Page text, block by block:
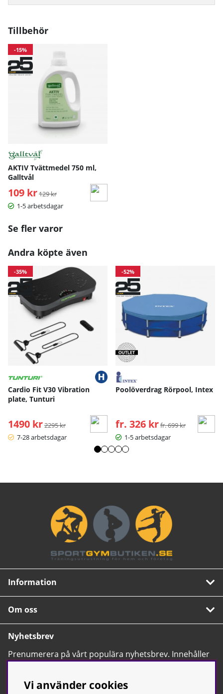
Tillbehör
-15%
AKTIV Tvättmedel 750 ml,
Galltvål
109 kr Ordinarie pris:
129 kr
1-5 arbetsdagar
Se fler varor
Andra köpte även
-35%
Cardio Fit V30 Vibration
plate, Tunturi
1490 kr Ordinarie pris:
2295 kr
7-28 arbetsdagar
-52%
Poolöverdrag Rörpool, Intex
fr. 326 kr Ordinarie pris:
fr. 699 kr
1-5 arbetsdagar
Information
Om oss
Nyhetsbrev
Prenumerera på vårt populära nyhetsbrev. Innehåller
tips, nyheter och våra allra bästa erbjudanden.
Vi använder cookies